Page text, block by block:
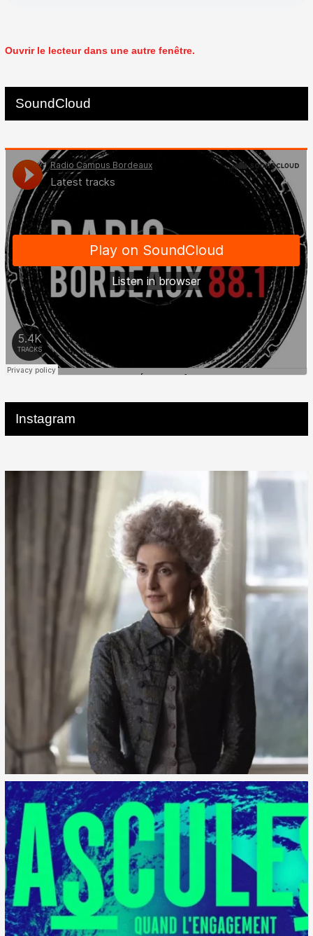
Ouvrir le lecteur dans une autre fenêtre.
SoundCloud
Instagram